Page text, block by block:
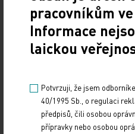
4. 12. 2025
Nedostatek aktivních
mezi praktickými lékaři a
Smrt, umírání a péče se
se zdálo
pracovníkům
Informace
laickou
Potvrzuji, že jsem
40/1995 Sb., o regulaci
předpisů, čili osobou
přípravky nebo osobou